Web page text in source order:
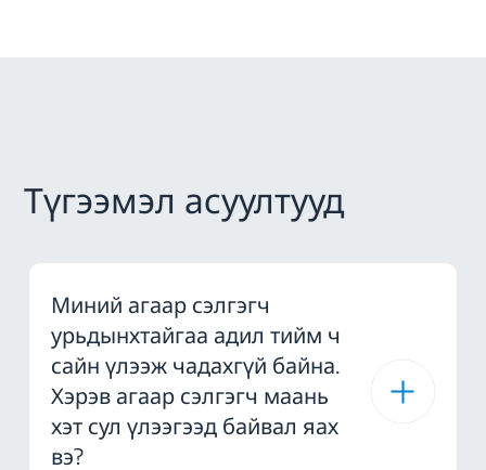
Түгээмэл асуултууд
Миний агаар сэлгэгч
урьдынхтайгаа адил тийм ч
сайн үлээж чадахгүй байна.
Хэрэв агаар сэлгэгч маань
хэт сул үлээгээд байвал яах
вэ?